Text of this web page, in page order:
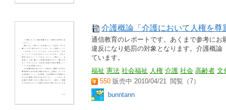
介護概論「介護において人権を
通信教育のレポートです。あくまで参考に
違反になり処罰の対象となります。介護概
ています。
福祉 憲法 社会福祉 人権 介護 社会 高齢者 文
550 販売中 2010/04/21 閲覧（7）
bunntann